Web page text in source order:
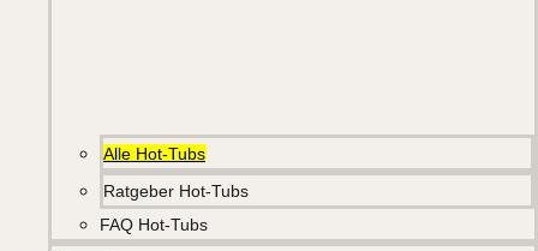
Alle Hot-Tubs
Ratgeber Hot-Tubs
FAQ Hot-Tubs